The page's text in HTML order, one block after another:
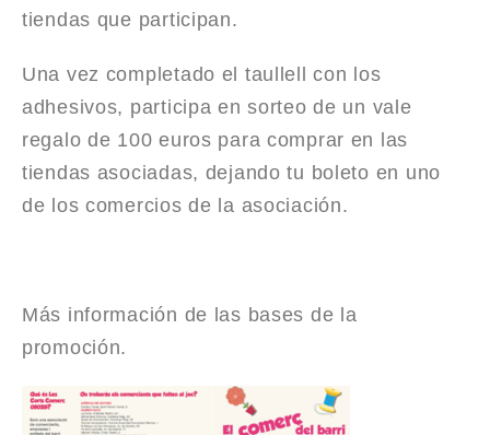
tiendas que participan.
Una vez completado el taullell con los
adhesivos, participa en sorteo de un vale
regalo de 100 euros para comprar en las
tiendas asociadas, dejando tu boleto en uno
de los comercios de la asociación.
Más información de las bases de la
promoción.